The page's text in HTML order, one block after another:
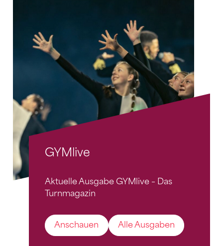
GYMlive
Aktuelle Ausgabe GYMlive – Das
Turnmagazin
Anschauen Alle Ausgaben